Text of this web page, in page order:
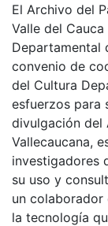
El Archivo del
Valle del
Departamental
convenio de
del Cultura
esfuerzos para
divulgación del
Vallecaucana,
investigadores
su uso y
un
la tecnología